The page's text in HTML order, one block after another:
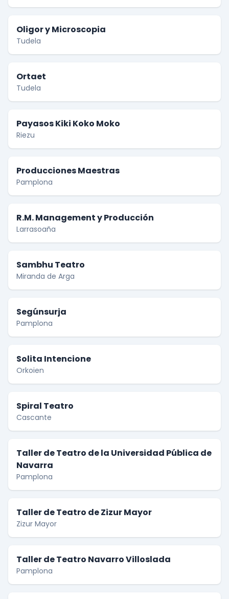
Oligor y Microscopia
Tudela
Ortaet
Tudela
Payasos Kiki Koko Moko
Riezu
Producciones Maestras
Pamplona
R.M. Management y Producción
Larrasoaña
Sambhu Teatro
Miranda de Arga
Segúnsurja
Pamplona
Solita Intencione
Orkoien
Spiral Teatro
Cascante
Taller de Teatro de la Universidad Pública de
Navarra
Pamplona
Taller de Teatro de Zizur Mayor
Zizur Mayor
Taller de Teatro Navarro Villoslada
Pamplona